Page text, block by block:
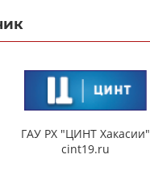
ГАУ РХ "ЦИНТ Хакасии"
cint19.ru